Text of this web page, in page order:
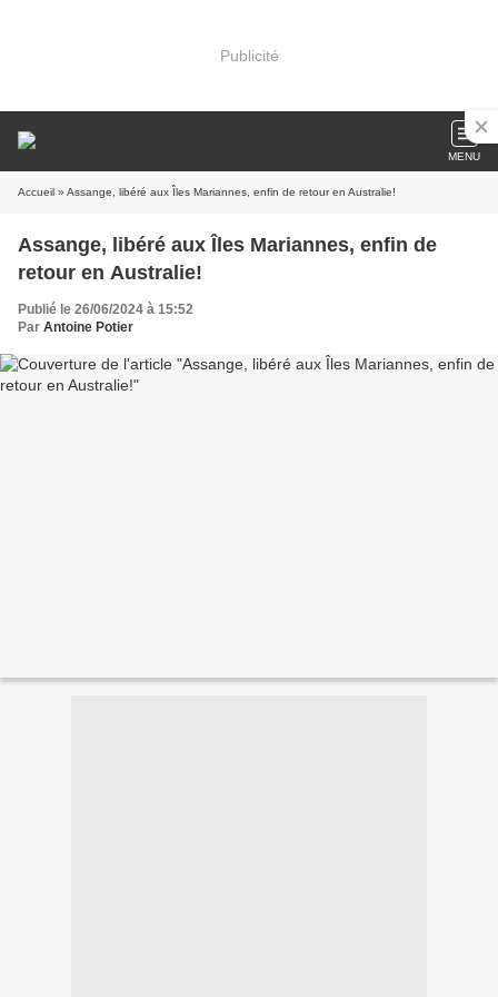
Publicité
MENU
Accueil » Assange, libéré aux Îles Mariannes, enfin de retour en Australie!
Assange, libéré aux Îles Mariannes, enfin de
retour en Australie!
Publié le 26/06/2024 à 15:52
Par Antoine Potier